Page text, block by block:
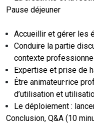
Pause déjeuner
Accueillir et gérer les
Conduire la partie
contexte
Expertise et prise de
Être animateur·rice
d’utilisation et
Le déploiement :
Conclusion, Q&A (10